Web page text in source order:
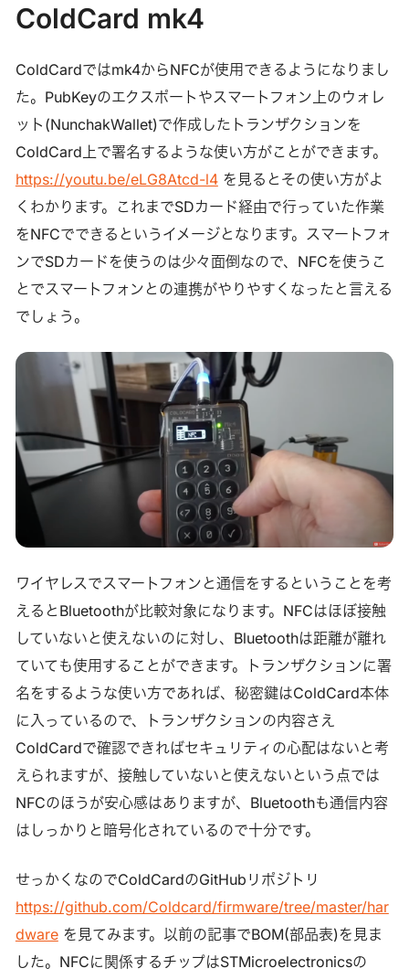
ColdCard mk4
ColdCardではmk4からNFCが使用できるようになりまし
た。PubKeyのエクスポートやスマートフォン上のウォレ
ット(NunchakWallet)で作成したトランザクションを
ColdCard上で署名するような使い方がことができます。
https://youtu.be/eLG8Atcd-l4を見るとその使い方がよ
くわかります。これまでSDカード経由で行っていた作業
をNFCでできるというイメージとなります。スマートフォ
ンでSDカードを使うのは少々面倒なので、NFCを使うこ
とでスマートフォンとの連携がやりやすくなったと言える
でしょう。
ワイヤレスでスマートフォンと通信をするということを考
えるとBluetoothが比較対象になります。NFCはほぼ接触
していないと使えないのに対し、Bluetoothは距離が離れ
ていても使用することができます。トランザクションに署
名をするような使い方であれば、秘密鍵はColdCard本体
に入っているので、トランザクションの内容さえ
ColdCardで確認できればセキュリティの心配はないと考
えられますが、接触していないと使えないという点では
NFCのほうが安心感はありますが、Bluetoothも通信内容
はしっかりと暗号化されているので十分です。
せっかくなのでColdCardのGitHubリポジトリ
https://github.com/Coldcard/firmware/tree/master/har
dwareを見てみます。以前の記事でBOM(部品表)を見ま
した。NFCに関係するチップはSTMicroelectronicsの